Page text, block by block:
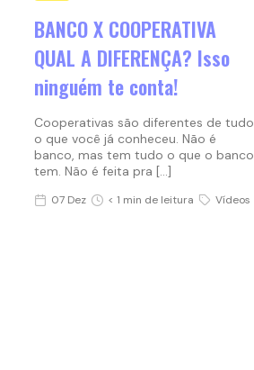
BANCO X COOPERATIVA
QUAL A DIFERENÇA? Isso
ninguém te conta!
Cooperativas são diferentes de tudo
o que você já conheceu. Não é
banco, mas tem tudo o que o banco
tem. Não é feita pra […]
07 Dez < 1 min de leitura Vídeos